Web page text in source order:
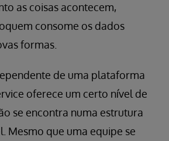
as coisas acontecem,
consome os dados
formas.
de uma plataforma
oferece um certo nível de
se encontra numa estrutura
Mesmo que uma equipe se